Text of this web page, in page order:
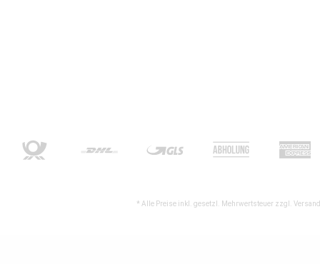
* Alle Preise inkl. gesetzl. Mehrwertsteuer zzgl.